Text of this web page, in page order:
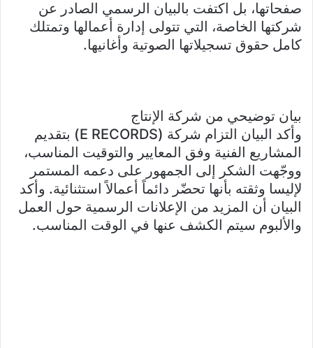
صفحاتها، بل اكتفت بالبيان الرسمي الصادر عن
شركتها الخاصة، التي تتولى إدارة أعمالها وتمتلك
كامل حقوق تسجيلاتها الصوتية وأغانيها.
بيان توضيحي من شركة الإنتاج
وأكد البيان التزام شركة (E RECORDS) بتقديم
المشاريع الفنية وفق المعايير والتوقيت المناسب،
ووجّهت الشكر إلى الجمهور على دعمه المستمر
لإليسا وثقته بأنها تحضّر دائماً أعمالاً استثنائية. وأكد
البيان أن المزيد من الإعلانات الرسمية حول العمل
والألبوم سيتم الكشف عنها في الوقت المناسب.